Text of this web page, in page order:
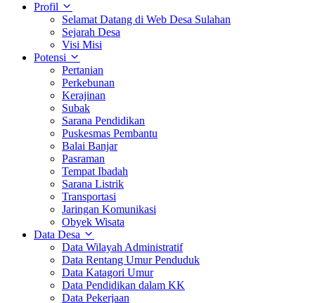
Profil
Selamat Datang di Web Desa Sulahan
Sejarah Desa
Visi Misi
Potensi
Pertanian
Perkebunan
Kerajinan
Subak
Sarana Pendidikan
Puskesmas Pembantu
Balai Banjar
Pasraman
Tempat Ibadah
Sarana Listrik
Transportasi
Jaringan Komunikasi
Obyek Wisata
Data Desa
Data Wilayah Administratif
Data Rentang Umur Penduduk
Data Katagori Umur
Data Pendidikan dalam KK
Data Pekerjaan